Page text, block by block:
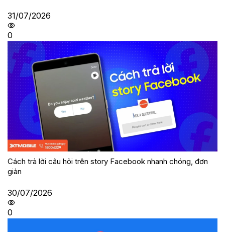
31/07/2026
0
Cách trả lời câu hỏi trên story Facebook nhanh chóng, đơn
giản
30/07/2026
0